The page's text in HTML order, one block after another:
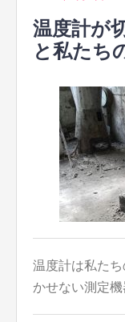
温度計が
と私たち
温度計は私た
かせない測定機